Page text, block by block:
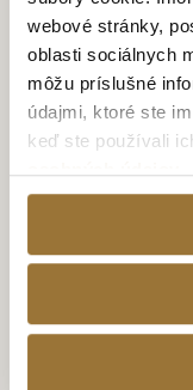
webové stránky,
oblasti sociálnych
môžu príslušné
údajmi, ktoré ste
keď ste používali
BELUGA
VODKA 700 ML,